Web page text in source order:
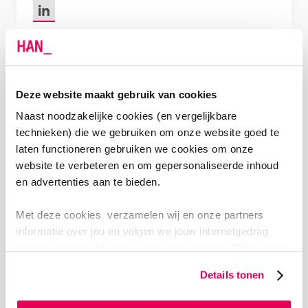
Deze website maakt gebruik van cookies
Naast noodzakelijke cookies (en vergelijkbare
technieken) die we gebruiken om onze website goed te
laten functioneren gebruiken we cookies om onze
website te verbeteren en om gepersonaliseerde inhoud
en advertenties aan te bieden.
Met deze cookies verzamelen wij en onze partners
informatie over jou en volgen we jouw internetgedrag
website en communicatie aan op jouw voorkeuren. Ook
Details tonen
LinkedIn van Marian de van der Schueren
Barbara van der Meij
Onderzoeker
LinkedIn van Barbara van der Meij